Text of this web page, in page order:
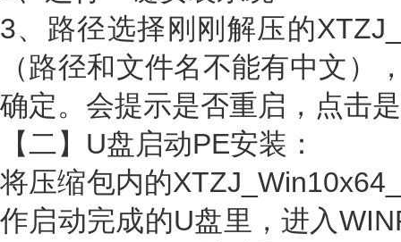
3、路径选择刚刚解压的
（路径和文件名不能有中文）
确定。会提示是否重启，点击
【二】U盘启动PE安装：
将压缩包内的
作启动完成的U盘里，进入